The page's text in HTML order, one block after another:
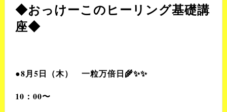
◆おっけーこのヒーリング基礎講
座◆
●8月5日（木） 一粒万倍日🌾✨✨
10 ： 00〜